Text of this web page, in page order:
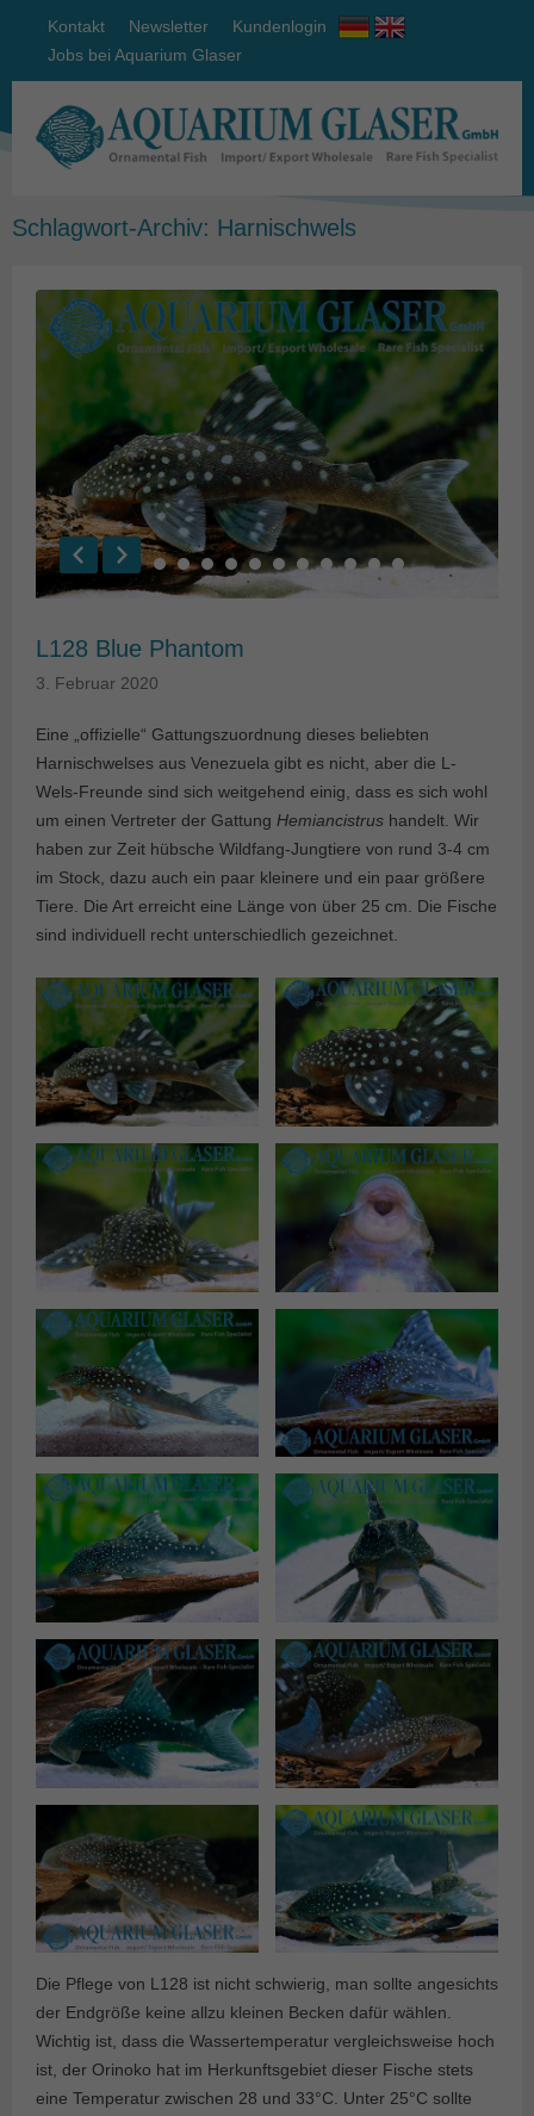
Kontakt Newsletter
Kundenlogin
Jobs bei Aquarium Glaser
Schlagwort-Archiv: Harnischwels
L128 Blue Phantom
3. Februar 2020
Eine „offizielle“ Gattungszuordnung dieses beliebten
Harnischwelses aus Venezuela gibt es nicht, aber die L-
Wels-Freunde sind sich weitgehend einig, dass es sich wohl
um einen Vertreter der Gattung Hemiancistrus handelt. Wir
haben zur Zeit hübsche Wildfang-Jungtiere von rund 3-4 cm
im Stock, dazu auch ein paar kleinere und ein paar größere
Tiere. Die Art erreicht eine Länge von über 25 cm. Die Fische
sind individuell recht unterschiedlich gezeichnet.
Die Pflege von L128 ist nicht schwierig, man sollte angesichts
der Endgröße keine allzu kleinen Becken dafür wählen.
Wichtig ist, dass die Wassertemperatur vergleichsweise hoch
ist, der Orinoko hat im Herkunftsgebiet dieser Fische stets
eine Temperatur zwischen 28 und 33°C. Unter 25°C sollte